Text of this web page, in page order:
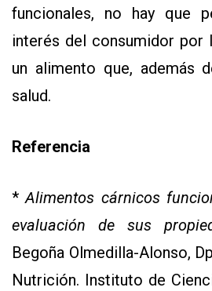
funcionales, no hay que
interés del consumidor por
un alimento que, además
salud.
Referencia
*Alimentos cárnicos
evaluación de sus
Begoña Olmedilla-Alonso,
Nutrición. Instituto de